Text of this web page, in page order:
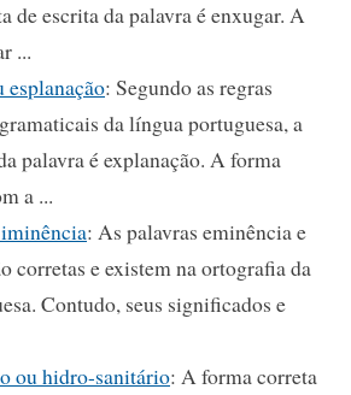
de escrita da palavra é enxugar. A
...
esplanação: Segundo as regras
da língua portuguesa, a
palavra é explanação. A forma
a ...
: As palavras eminência e
corretas e existem na ortografia da
Contudo, seus significados e
ou hidro-sanitário: A forma correta